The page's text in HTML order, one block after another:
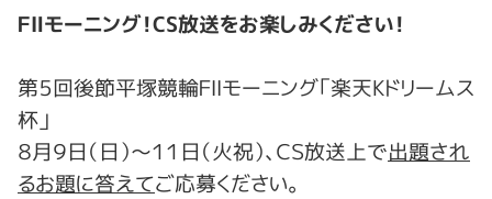
ＦⅡモーニング！CS放送をお楽しみください！
第５回後節平塚競輪ＦⅡモーニング「楽天Kドリームス
杯」
８月９日（日）～１１日（火祝）、ＣＳ放送上で出題され
るお題に答えてご応募ください。